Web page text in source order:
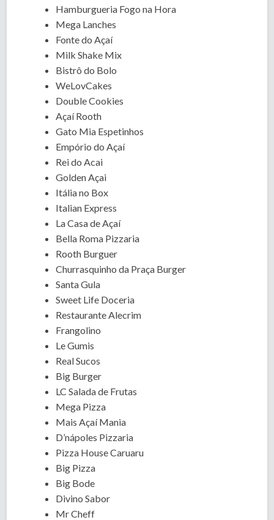
Hamburgueria Fogo na Hora
Mega Lanches
Fonte do Açaí
Milk Shake Mix
Bistrô do Bolo
WeLovCakes
Double Cookies
Açaí Rooth
Gato Mia Espetinhos
Empório do Açaí
Rei do Acai
Golden Açai
Itália no Box
Italian Express
La Casa de Açaí
Bella Roma Pizzaria
Rooth Burguer
Churrasquinho da Praça Burger
Santa Gula
Sweet Life Doceria
Restaurante Alecrim
Frangolino
Le Gumis
Real Sucos
Big Burger
LC Salada de Frutas
Mega Pizza
Mais Açaí Mania
D’nápoles Pizzaria
Pizza House Caruaru
Big Pizza
Big Bode
Divino Sabor
Mr Cheff